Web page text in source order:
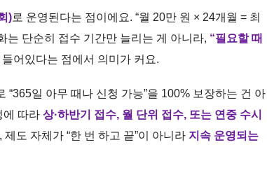
)로 운영된다는 점이에요. “월 20만 원 × 24개월 = 최
는 단순히 접수 기간만 늘리는 게 아니라, “필요할 때
어있다는 점에서 의미가 커요.
“365일 아무 때나 신청 가능”을 100% 보장하는 건 아
에 따라 상·하반기 접수, 월 단위 접수, 또는 연중 수시
도 자체가 “한 번 하고 끝”이 아니라 지속 운영되는